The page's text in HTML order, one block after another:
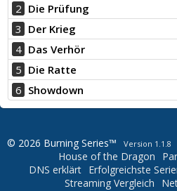
2 Die Prüfung
3 Der Krieg
4 Das Verhör
5 Die Ratte
6 Showdown
© 2026 Burning Series™ Version 1.1.8
House of the Dragon
Erfolgreichste
DNS erklärt
Streaming Vergleich